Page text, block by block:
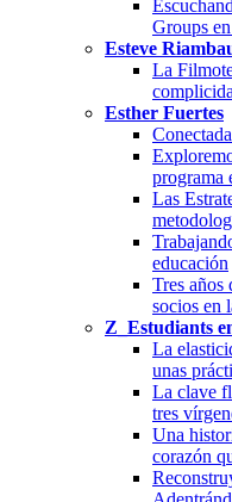
Groups
Esteve
La
Esther Fuertes
programa
Las
educación
Tres años
socios en
Z_Estudiants
La
unas
La clave
tres
Una
corazón